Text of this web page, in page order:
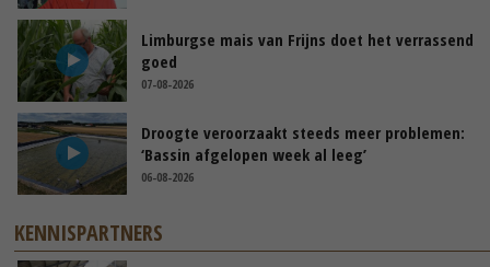
Limburgse mais van Frijns doet het verrassend
goed
07-08-2026
Droogte veroorzaakt steeds meer problemen:
‘Bassin afgelopen week al leeg’
06-08-2026
KENNISPARTNERS